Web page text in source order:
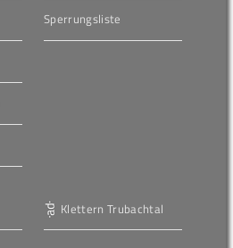
Sperrungsliste
Klettern Trubachtal